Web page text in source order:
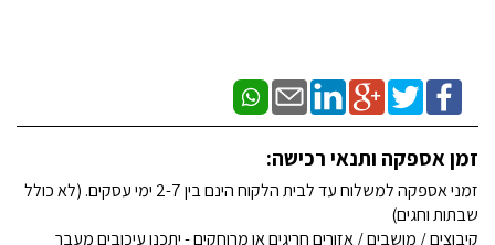
זמן אספקה ותנאי רכישה:
זמני אספקה למשלוח עד לבית הלקוח הינם בין 2-7 ימי עסקים. (לא כולל
שבתות וחגים)
קיבוצים / מושבים / אזורים חריגים או מרוחקים - יתכנו עיכובים מעבר